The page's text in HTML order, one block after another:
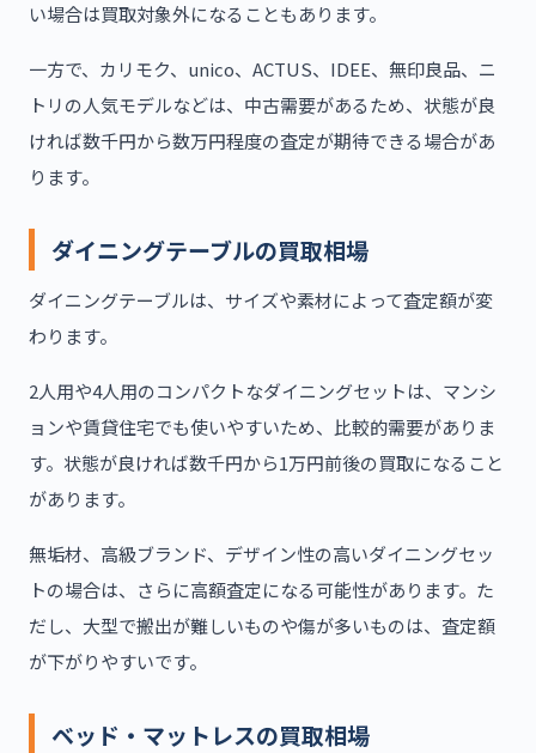
い場合は買取対象外になることもあります。
一方で、カリモク、unico、ACTUS、IDEE、無印良品、ニ
トリの人気モデルなどは、中古需要があるため、状態が良
ければ数千円から数万円程度の査定が期待できる場合があ
ります。
ダイニングテーブルの買取相場
ダイニングテーブルは、サイズや素材によって査定額が変
わります。
2人用や4人用のコンパクトなダイニングセットは、マンシ
ョンや賃貸住宅でも使いやすいため、比較的需要がありま
す。状態が良ければ数千円から1万円前後の買取になること
があります。
無垢材、高級ブランド、デザイン性の高いダイニングセッ
トの場合は、さらに高額査定になる可能性があります。た
だし、大型で搬出が難しいものや傷が多いものは、査定額
が下がりやすいです。
ベッド・マットレスの買取相場